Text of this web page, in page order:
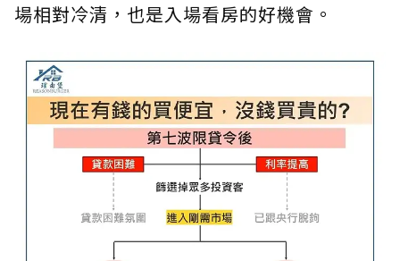
場相對冷清，也是入場看房的好機會。